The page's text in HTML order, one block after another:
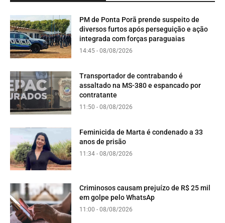
PM de Ponta Porã prende suspeito de
diversos furtos após perseguição e ação
integrada com forças paraguaias
14:45 - 08/08/2026
Transportador de contrabando é
assaltado na MS-380 e espancado por
contratante
11:50 - 08/08/2026
Feminicida de Marta é condenado a 33
anos de prisão
11:34 - 08/08/2026
Criminosos causam prejuízo de R$ 25 mil
em golpe pelo WhatsAp
11:00 - 08/08/2026